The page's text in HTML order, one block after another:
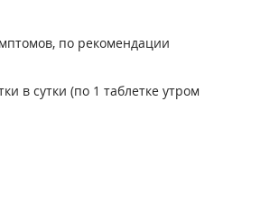
по рекомендации
в сутки (по 1 таблетке утром